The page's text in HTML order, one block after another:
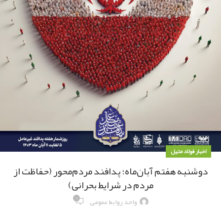
اخبار فولاد متیل
دوشنبه هفتم آبان‌ماه؛ ‌پدافند مردم‌محور (حفاظت از
مردم در شرایط بحرانی)
واحد روابط عمومی ۰